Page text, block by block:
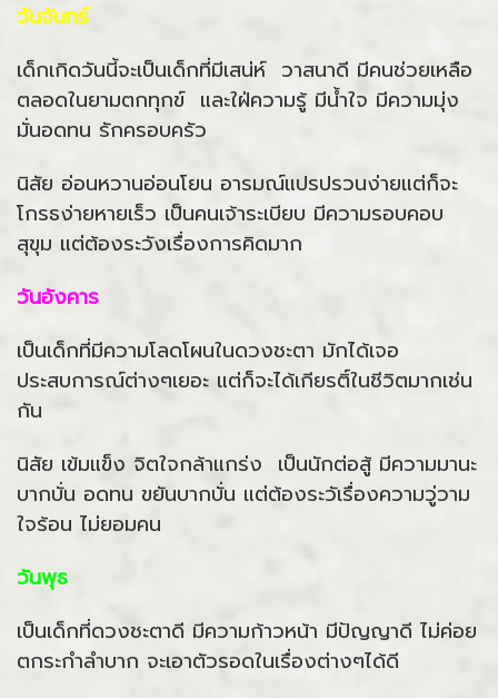
วันจันทร์
เด็กเกิดวันนี้จะเป็นเด็กที่มีเสน่ห์ วาสนาดี มีคนช่วยเหลือ
ตลอดในยามตกทุกข์ และใฝ่ความรู้ มีน้ำใจ มีความมุ่ง
มั่นอดทน รักครอบครัว
นิสัย อ่อนหวานอ่อนโยน อารมณ์แปรปรวนง่ายแต่ก็จะ
โกรธง่ายหายเร็ว เป็นคนเจ้าระเบียบ มีความรอบคอบ
สุขุม แต่ต้องระวังเรื่องการคิดมาก
วันอังคาร
เป็นเด็กที่มีความโลดโผนในดวงชะตา มักได้เจอ
ประสบการณ์ต่างๆเยอะ แต่ก็จะได้เกียรติ์ในชีวิตมากเช่น
กัน
นิสัย เข้มแข็ง จิตใจกล้าแกร่ง เป็นนักต่อสู้ มีความมานะ
บากบั่น อดทน ขยันบากบั่น แต่ต้องระวัเรื่องความวู่วาม
ใจร้อน ไม่ยอมคน
วันพุธ
เป็นเด็กที่ดวงชะตาดี มีความก้าวหน้า มีปัญญาดี ไม่ค่อย
ตกระกำลำบาก จะเอาตัวรอดในเรื่องต่างๆได้ดี